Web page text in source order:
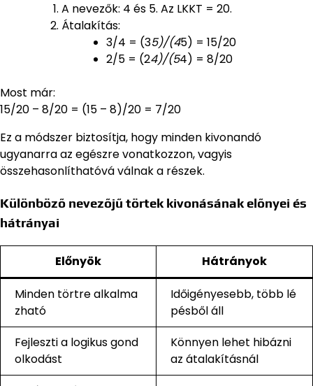
A nevezők: 4 és 5. Az LKKT = 20.
Átalakítás:
3/4 = (35)/(45) = 15/20
2/5 = (24)/(54) = 8/20
Most már:
15/20 – 8/20 = (15 – 8)/20 = 7/20
Ez a módszer biztosítja, hogy minden kivonandó
ugyanarra az egészre vonatkozzon, vagyis
összehasonlíthatóvá válnak a részek.
Különböző nevezőjű törtek kivonásának előnyei és
hátrányai
Előnyök Hátrányok
Minden törtre alkalma
zható
Időigényesebb, több lé
pésből áll
Fejleszti a logikus gond
olkodást
Könnyen lehet hibázni
az átalakításnál